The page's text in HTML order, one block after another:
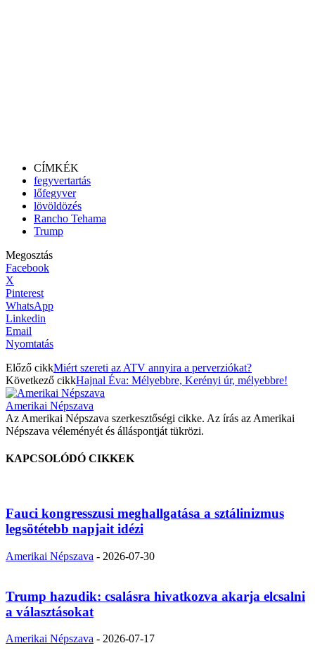
CÍMKÉK
fegyvertartás
lőfegyver
lövöldözés
Rancho Tehama
Trump
Megosztás
Facebook
X
Pinterest
WhatsApp
Linkedin
Email
Nyomtatás
Előző cikkMiért szereti az ATV annyira a perverziókat?
Következő cikkHajnal Éva: Mélyebbre, Kerényi úr, mélyebbre!
Amerikai Népszava
Az Amerikai Népszava szerkesztőségi cikke. Az írás az Amerikai
Népszava véleményét és álláspontját tükrözi.
KAPCSOLÓDÓ CIKKEK
Fauci kongresszusi meghallgatása a sztálinizmus
legsötétebb napjait idézi
Amerikai Népszava - 2026-07-30
Trump hazudik: csalásra hivatkozva akarja elcsalni
a választásokat
Amerikai Népszava - 2026-07-17